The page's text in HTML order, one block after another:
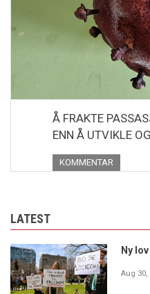
Å FRAKTE
ENN Å UTVIKLE
KOMMENTAR
LATEST
Ny
Aug 30,